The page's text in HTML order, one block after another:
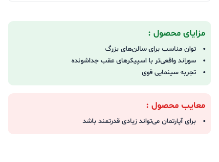
مزایای محصول :
توان مناسب برای سالن‌های بزرگ‌
سوراند واقعی‌تر با اسپیکرهای عقب جداشونده
تجربه سینمایی قوی
معایب محصول :
برای آپارتمان می‌تواند زیادی قدرتمند باشد